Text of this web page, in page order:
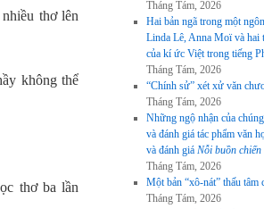
thơ lên
không thể
thơ ba lần
Tháng Tám, 2026
Hai bản ngã trong một
Linda Lê, Anna Moï và hai
của kí ức Việt trong tiếng
Tháng Tám, 2026
“Chính sử” xét xử văn
Tháng Tám, 2026
Những ngộ nhận của
và đánh giá tác phẩm văn
và đánh giá Nỗi buồn
Tháng Tám, 2026
Một bản “xô-nát” thấu tâm
Tháng Tám, 2026